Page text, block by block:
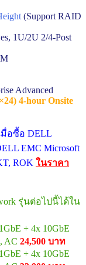
(Support RAID
1U/2U 2/4-Post
Advanced
4-hour Onsite
มื่อซื้อ DELL
EMC Microsoft
ROK ในราคา
รุ่นต่อไปนี้ได้ใน
+ 4x 10GbE
AC 24,500 บาท
+ 4x 10GbE